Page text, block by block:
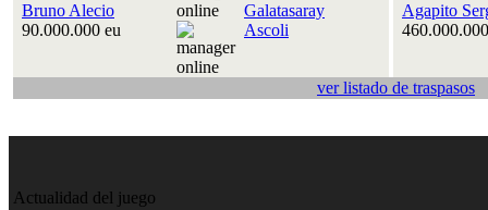
Bruno Alecio
90.000.000 eu
Galatasaray
Ascoli
Agapito
ver listado de traspasos
Actualidad del juego